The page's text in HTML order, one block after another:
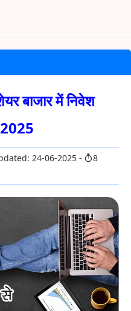
बाजार में निवेश
24-06-2025
8